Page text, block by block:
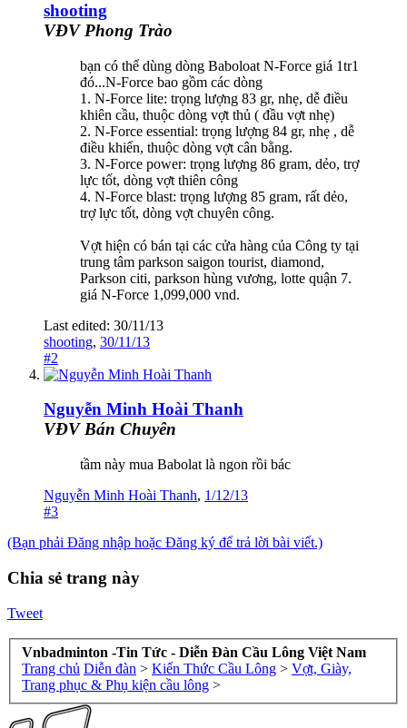
shooting
VĐV Phong Trào
bạn có thể dùng dòng Baboloat N-Force giá 1tr1
đó...N-Force bao gồm các dòng
1. N-Force lite: trọng lượng 83 gr, nhẹ, dễ điều
khiên cầu, thuộc dòng vợt thủ ( đầu vợt nhẹ)
2. N-Force essential: trọng lượng 84 gr, nhẹ , dễ
điều khiển, thuộc dòng vợt cân bằng.
3. N-Force power: trọng lượng 86 gram, dẻo, trợ
lực tốt, dòng vợt thiên công
4. N-Force blast: trọng lượng 85 gram, rất dẻo,
trợ lực tốt, dòng vợt chuyên công.
Vợt hiện có bán tại các cửa hàng của Công ty tại
trung tâm parkson saigon tourist, diamond,
Parkson citi, parkson hùng vương, lotte quận 7.
giá N-Force 1,099,000 vnd.
Last edited: 30/11/13
shooting, 30/11/13
#2
Nguyễn Minh Hoài Thanh
VĐV Bán Chuyên
tầm này mua Babolat là ngon rồi bác
Nguyễn Minh Hoài Thanh, 1/12/13
#3
(Bạn phải Đăng nhập hoặc Đăng ký để trả lời bài viết.)
Chia sẻ trang này
Tweet
Vnbadminton -Tin Tức - Diễn Đàn Cầu Lông Việt Nam
Trang chủ Diễn đàn > Kiến Thức Cầu Lông > Vợt, Giày,
Trang phục & Phụ kiện cầu lông >